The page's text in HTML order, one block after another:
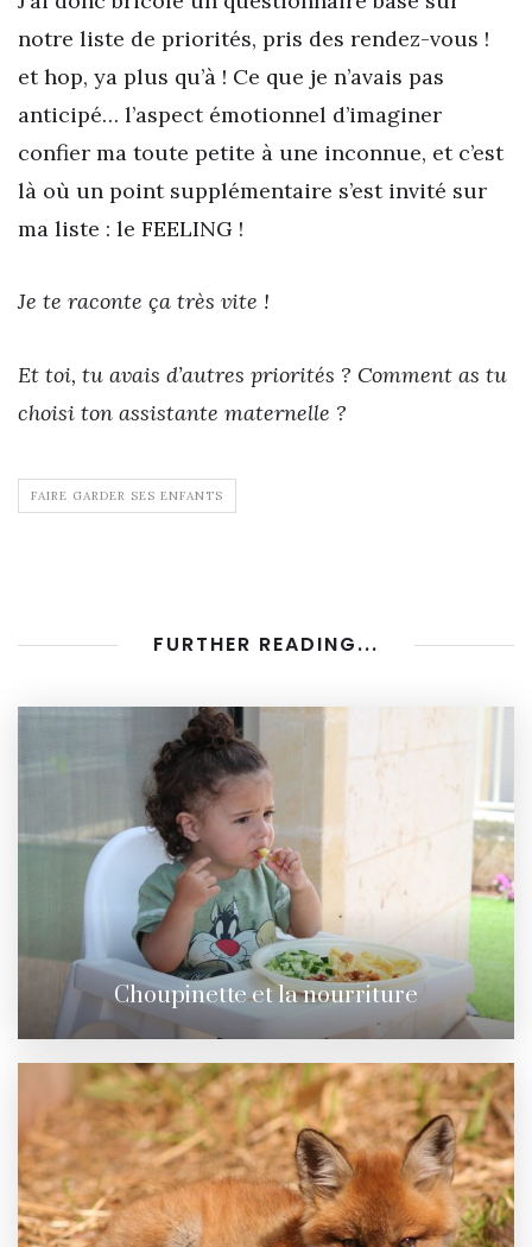
notre liste de priorités, pris des rendez-vous !
et hop, ya plus qu’à ! Ce que je n’avais pas
anticipé… l’aspect émotionnel d’imaginer
confier ma toute petite à une inconnue, et c’est
là où un point supplémentaire s’est invité sur
ma liste : le FEELING !
Je te raconte ça très vite !
Et toi, tu avais d’autres priorités ? Comment as tu
choisi ton assistante maternelle ?
FAIRE GARDER SES ENFANTS
FURTHER READING...
Choupinette et la nourriture